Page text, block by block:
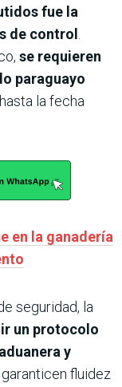
fue la
de control
se requieren
paraguayo
la fecha
en la ganadería
seguridad, la
un protocolo
y
fluidez